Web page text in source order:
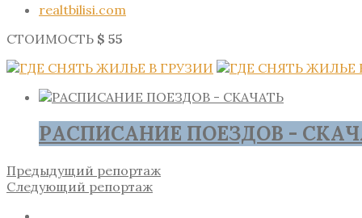
realtbilisi.com
СТОИМОСТЬ $ 55
РАСПИСАНИЕ ПОЕЗДОВ -
Предыдущий репортаж
Следующий репортаж